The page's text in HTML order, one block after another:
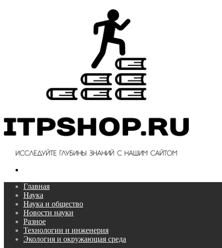
Главная
Наука
Наука и общество
Новости науки
Разное
Технологии и инженерия
Экология и окружающая среда